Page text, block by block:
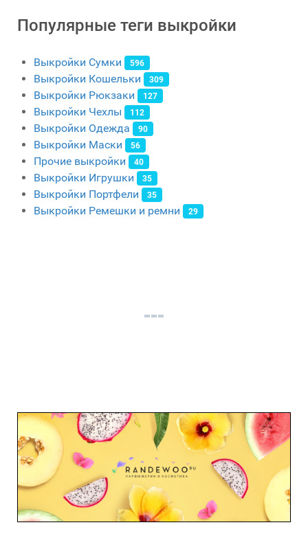
Популярные теги выкройки
Выкройки Сумки 596
Выкройки Кошельки 309
Выкройки Рюкзаки 127
Выкройки Чехлы 112
Выкройки Одежда 90
Выкройки Маски 56
Прочие выкройки 40
Выкройки Игрушки 35
Выкройки Портфели 35
Выкройки Ремешки и ремни 29